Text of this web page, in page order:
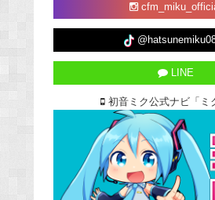
LINE
初音ミク公式ナビ「ミ